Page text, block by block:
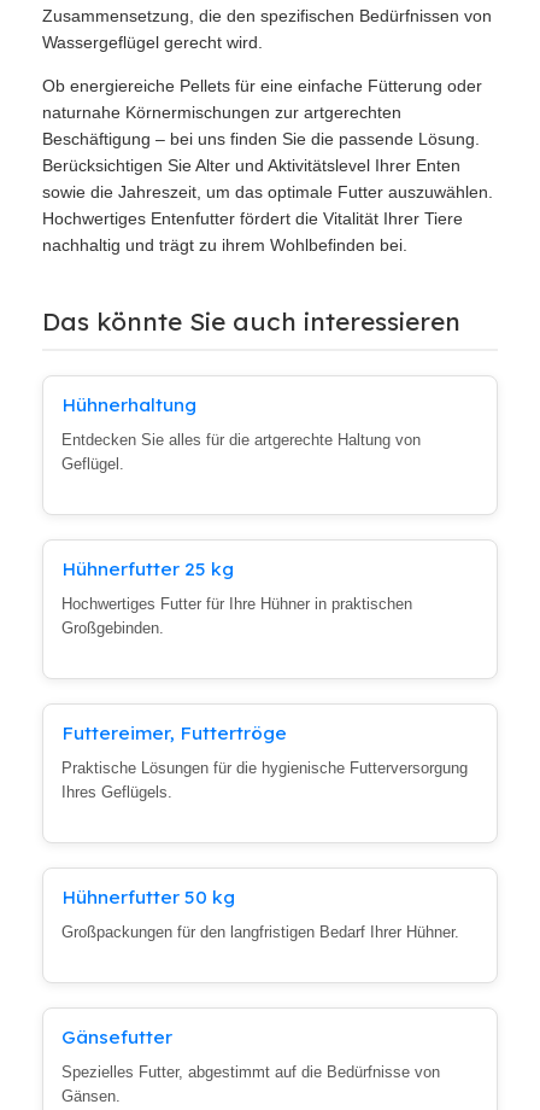
Zusammensetzung, die den spezifischen Bedürfnissen von
Wassergeflügel gerecht wird.
Ob energiereiche Pellets für eine einfache Fütterung oder
naturnahe Körnermischungen zur artgerechten
Beschäftigung – bei uns finden Sie die passende Lösung.
Berücksichtigen Sie Alter und Aktivitätslevel Ihrer Enten
sowie die Jahreszeit, um das optimale Futter auszuwählen.
Hochwertiges Entenfutter fördert die Vitalität Ihrer Tiere
nachhaltig und trägt zu ihrem Wohlbefinden bei.
Das könnte Sie auch interessieren
Hühnerhaltung
Entdecken Sie alles für die artgerechte Haltung von
Geflügel.
Hühnerfutter 25 kg
Hochwertiges Futter für Ihre Hühner in praktischen
Großgebinden.
Futtereimer, Futtertröge
Praktische Lösungen für die hygienische Futterversorgung
Ihres Geflügels.
Hühnerfutter 50 kg
Großpackungen für den langfristigen Bedarf Ihrer Hühner.
Gänsefutter
Spezielles Futter, abgestimmt auf die Bedürfnisse von
Gänsen.